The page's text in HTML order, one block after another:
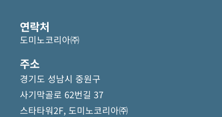
연락처
도미노코리아㈜
주소
경기도 성남시 중원구
사기막골로 62번길 37
스타타워2F, 도미노코리아㈜